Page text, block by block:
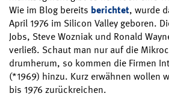
Wie im Blog bereits berichtet, wurde
April 1976 im Silicon Valley geboren.
Jobs, Steve Wozniak und Ronald
verließ. Schaut man nur auf die
drumherum, so kommen die Firmen
(*1969) hinzu. Kurz erwähnen wollen
bis 1976 zurückreichen.